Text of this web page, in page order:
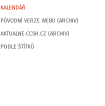
KALENDÁŘ
PŮVODNÍ VERZE WEBU (ARCHIV)
AKTUALNE.CCSH.CZ (ARCHIV)
PODLE ŠTÍTKŮ